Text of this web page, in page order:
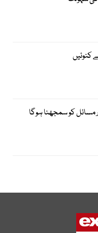
کنوئیں
کو سمجھنا ہوگا